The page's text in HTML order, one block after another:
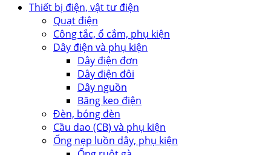
Thiết bị điện, vật tư điện
Quạt điện
Công tắc, ổ cắm, phụ kiện
Dây điện và phụ kiện
Dây điện đơn
Dây điện đôi
Dây nguồn
Băng keo điện
Đèn, bóng đèn
Cầu dao (CB) và phụ kiện
Ống nẹp luồn dây, phụ kiện